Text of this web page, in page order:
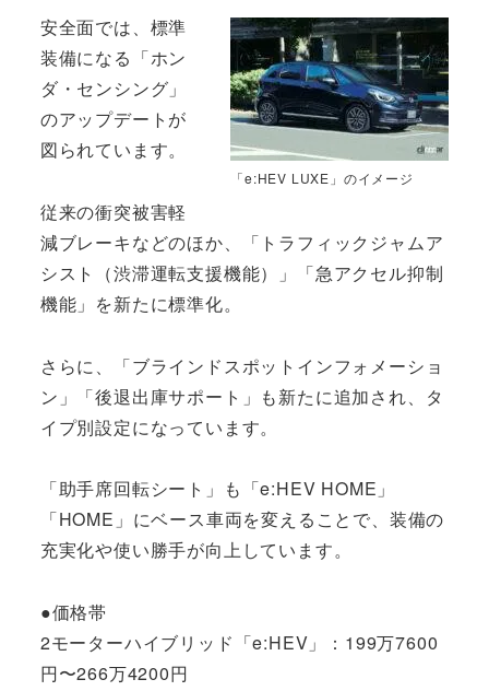
「e:HEV LUXE」のイメージ
安全面では、標準
装備になる「ホン
ダ・センシング」
のアップデートが
図られています。
従来の衝突被害軽
減ブレーキなどのほか、「トラフィックジャムア
シスト（渋滞運転支援機能）」「急アクセル抑制
機能」を新たに標準化。
さらに、「ブラインドスポットインフォメーショ
ン」「後退出庫サポート」も新たに追加され、タ
イプ別設定になっています。
「助手席回転シート」も「e:HEV HOME」
「HOME」にベース車両を変えることで、装備の
充実化や使い勝手が向上しています。
●価格帯
2モーターハイブリッド「e:HEV」：199万7600
円〜266万4200円